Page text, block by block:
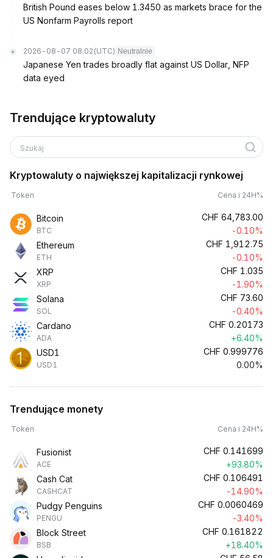
British Pound eases below 1.3450 as markets brace for the
US Nonfarm Payrolls report
2026-08-07 08:02 (UTC) Neutralnie
Japanese Yen trades broadly flat against US Dollar, NFP
data eyed
Trendujące kryptowaluty
Szukaj
Kryptowaluty o największej kapitalizacji rynkowej
Token Cena i 24H%
Bitcoin
BTC
CHF 64,783.00
-0.10%
Ethereum
ETH
CHF 1,912.75
-0.10%
XRP
XRP
CHF 1.035
-1.90%
Solana
SOL
CHF 73.60
-0.40%
Cardano
ADA
CHF 0.20173
+6.40%
USD1
USD1
CHF 0.999776
0.00%
Trendujące monety
Token Cena i 24H%
Fusionist
ACE
CHF 0.141699
+93.80%
Cash Cat
CASHCAT
CHF 0.106491
-14.90%
Pudgy Penguins
PENGU
CHF 0.0060469
-3.40%
Block Street
BSB
CHF 0.161822
+18.40%